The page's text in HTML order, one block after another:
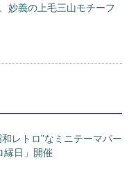
妙義の上毛三山モチーフ
レトロ”なミニテーマパー
日」開催